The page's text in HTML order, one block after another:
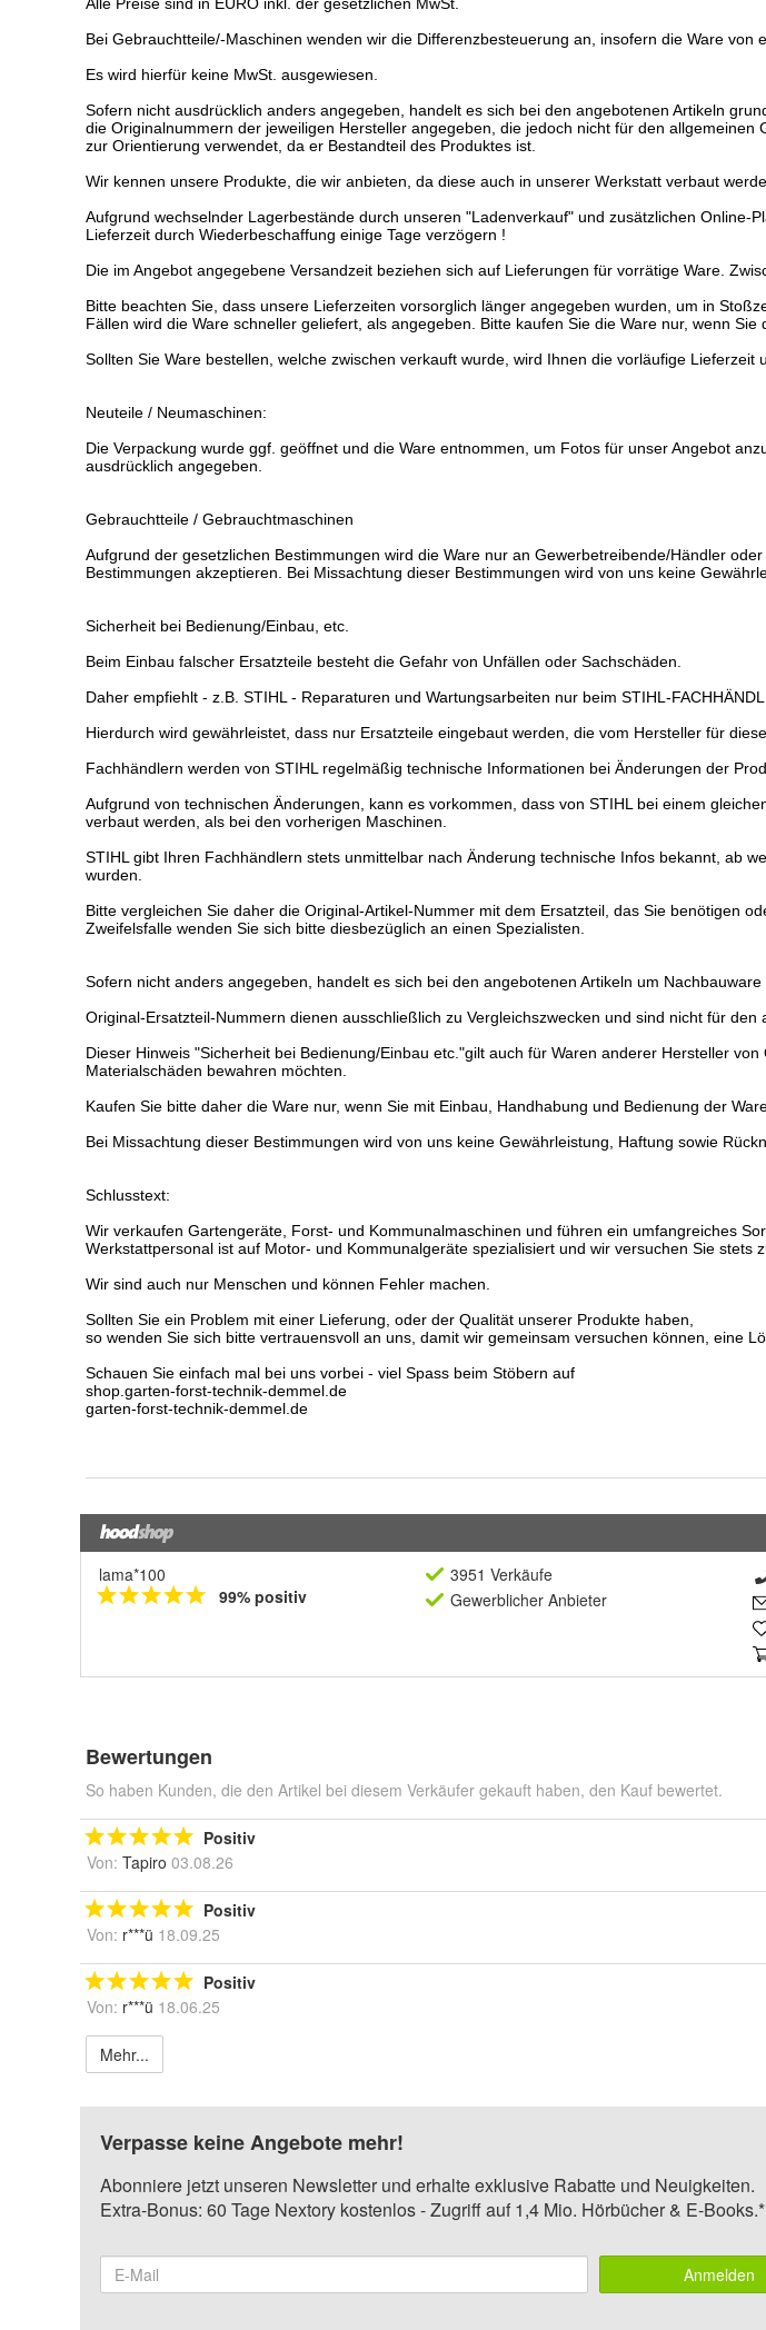
lama*100
99% positiv
3951 Verkäufe
Gewerblicher Anbieter
Bewertungen
So haben Kunden, die den Artikel bei diesem Verkäufer gekauft haben, den Kauf bewertet.
Positiv
Von: Tapiro 03.08.26
Positiv
Von: r***ü 18.09.25
Positiv
Von: r***ü 18.06.25
Mehr...
Verpasse keine Angebote mehr!
Abonniere jetzt unseren Newsletter und erhalte exklusive Rabatte und Neuigkeiten.
Extra-Bonus: 60 Tage Nextory kostenlos - Zugriff auf 1,4 Mio. Hörbücher & E-Books.*
Anmelden